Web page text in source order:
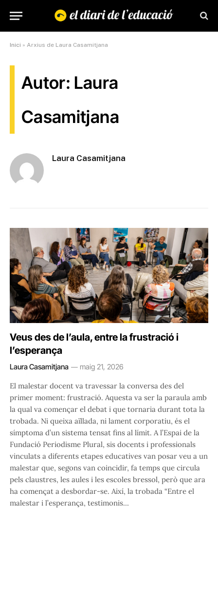
Inici » Arxius de Laura Casamitjana
Autor: Laura
Casamitjana
Laura Casamitjana
Veus des de l’aula, entre la frustració i
l’esperança
Laura Casamitjana maig 21, 2026
El malestar docent va travessar la conversa des del
primer moment: frustració. Aquesta va ser la paraula amb
la qual va començar el debat i que tornaria durant tota la
trobada. Ni queixa aïllada, ni lament corporatiu, és el
símptoma d’un sistema tensat fins al límit. A l’Espai de la
Fundació Periodisme Plural, sis docents i professionals
vinculats a diferents etapes educatives van posar veu a un
malestar que, segons van coincidir, fa temps que circula
pels claustres, les aules i les escoles bressol, però que ara
ha començat a desbordar-se. Així, la trobada “Entre el
malestar i l’esperança, testimonis…